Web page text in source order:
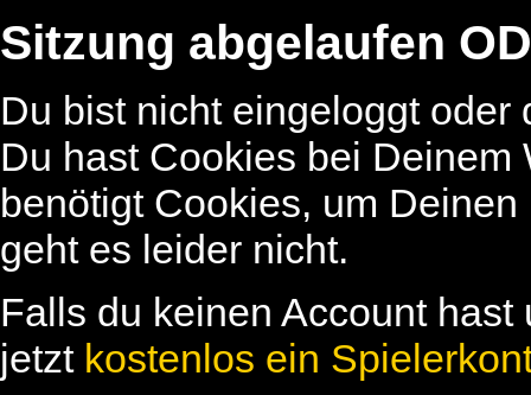
Sitzung abgelaufen
Du bist nicht eingeloggt
Du hast Cookies bei
benötigt Cookies, um
geht es leider nicht.
Falls du keinen Account
jetzt kostenlos ein